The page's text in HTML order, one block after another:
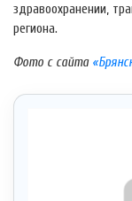
здравоохранении,
региона.
Фото с сайта